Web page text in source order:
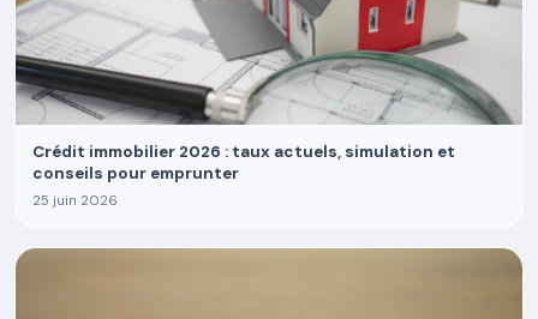
Crédit immobilier 2026 : taux actuels, simulation et
conseils pour emprunter
25 juin 2026